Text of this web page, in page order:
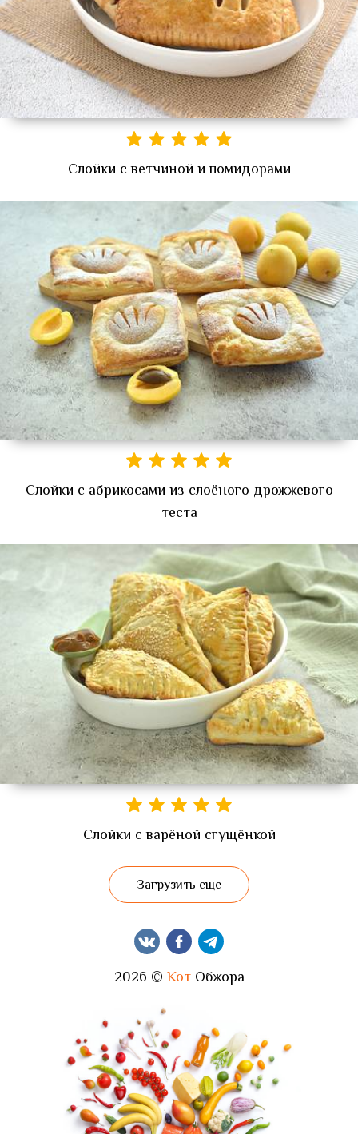
Слойки с ветчиной и помидорами
Слойки с абрикосами из слоёного дрожжевого
теста
Слойки с варёной сгущёнкой
Загрузить еще
2026 © КотОбжора